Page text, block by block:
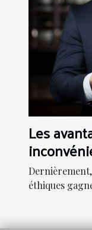
Les
dans
éthiques